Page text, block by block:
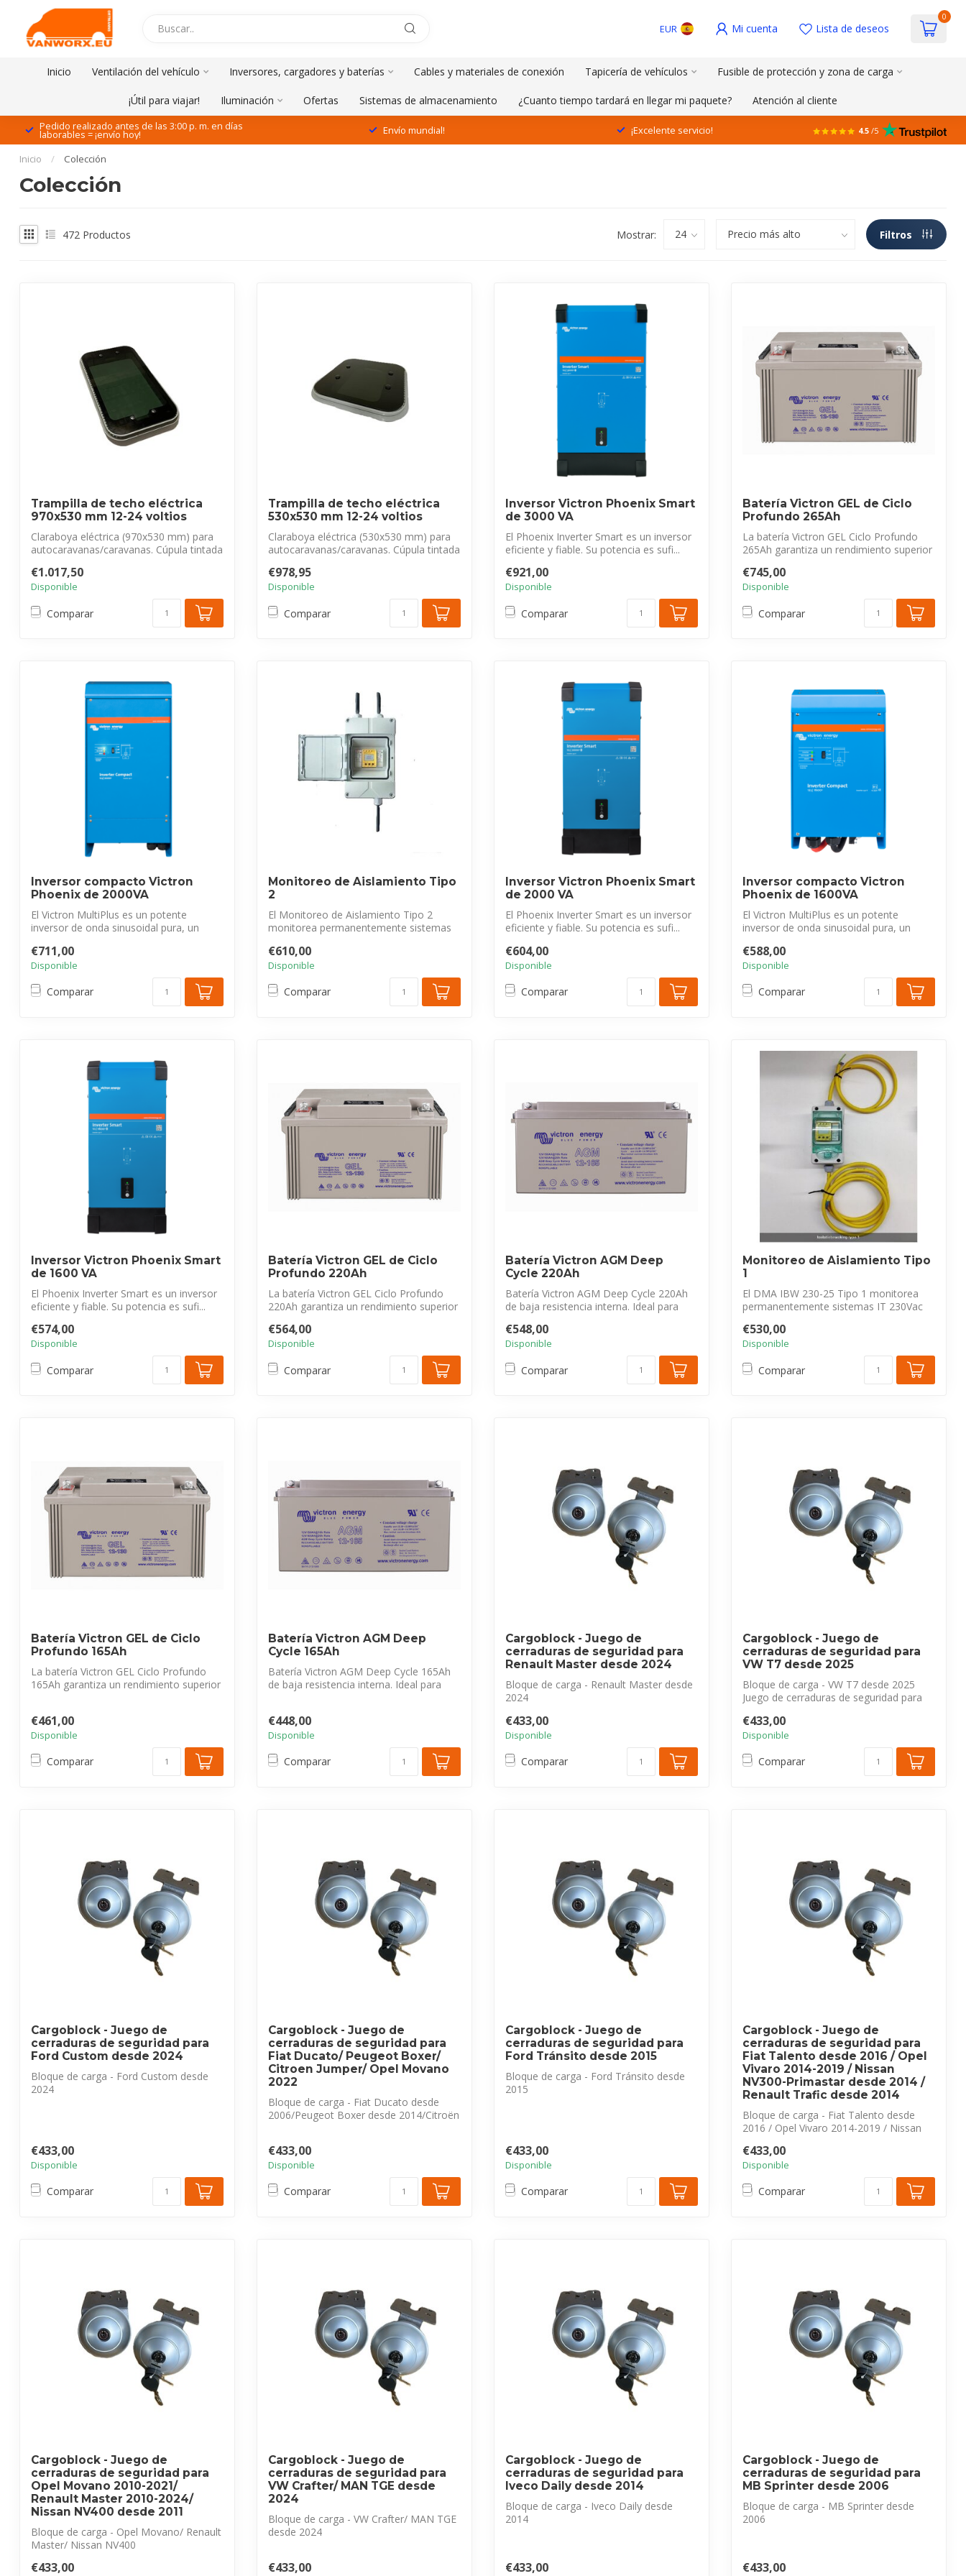
EUR Mi cuenta Lista de deseos
0
Inicio Ventilación del vehículo Inversores, cargadores y baterías Cables y materiales de conexión Tapicería de vehículos Fusible de protección y zona de carga
¡Útil para viajar! Iluminación Ofertas Sistemas de almacenamiento ¿Cuanto tiempo tardará en llegar mi paquete? Atención al cliente
Pedido realizado antes de las 3:00 p. m. en días
laborables = ¡envío hoy! Envío mundial! ¡Excelente servicio! 4.5 /5
Inicio / Colección
Colección
472 Productos Mostrar: Filtros
Trampilla de techo eléctrica
970x530 mm 12-24 voltios
Claraboya eléctrica (970x530 mm) para
autocaravanas/caravanas. Cúpula tintada
€1.017,50
Disponible
Comparar
Trampilla de techo eléctrica
530x530 mm 12-24 voltios
Claraboya eléctrica (530x530 mm) para
autocaravanas/caravanas. Cúpula tintada
€978,95
Disponible
Comparar
Inversor Victron Phoenix Smart
de 3000 VA
El Phoenix Inverter Smart es un inversor
eficiente y fiable. Su potencia es sufi...
€921,00
Disponible
Comparar
Batería Victron GEL de Ciclo
Profundo 265Ah
La batería Victron GEL Ciclo Profundo
265Ah garantiza un rendimiento superior
€745,00
Disponible
Comparar
Inversor compacto Victron
Phoenix de 2000VA
El Victron MultiPlus es un potente
inversor de onda sinusoidal pura, un
€711,00
Disponible
Comparar
Monitoreo de Aislamiento Tipo
2
El Monitoreo de Aislamiento Tipo 2
monitorea permanentemente sistemas
€610,00
Disponible
Comparar
Inversor Victron Phoenix Smart
de 2000 VA
El Phoenix Inverter Smart es un inversor
eficiente y fiable. Su potencia es sufi...
€604,00
Disponible
Comparar
Inversor compacto Victron
Phoenix de 1600VA
El Victron MultiPlus es un potente
inversor de onda sinusoidal pura, un
€588,00
Disponible
Comparar
Inversor Victron Phoenix Smart
de 1600 VA
El Phoenix Inverter Smart es un inversor
eficiente y fiable. Su potencia es sufi...
€574,00
Disponible
Comparar
Batería Victron GEL de Ciclo
Profundo 220Ah
La batería Victron GEL Ciclo Profundo
220Ah garantiza un rendimiento superior
€564,00
Disponible
Comparar
Batería Victron AGM Deep
Cycle 220Ah
Batería Victron AGM Deep Cycle 220Ah
de baja resistencia interna. Ideal para
€548,00
Disponible
Comparar
Monitoreo de Aislamiento Tipo
1
El DMA IBW 230-25 Tipo 1 monitorea
permanentemente sistemas IT 230Vac
€530,00
Disponible
Comparar
Batería Victron GEL de Ciclo
Profundo 165Ah
La batería Victron GEL Ciclo Profundo
165Ah garantiza un rendimiento superior
€461,00
Disponible
Comparar
Batería Victron AGM Deep
Cycle 165Ah
Batería Victron AGM Deep Cycle 165Ah
de baja resistencia interna. Ideal para
€448,00
Disponible
Comparar
Cargoblock - Juego de
cerraduras de seguridad para
Renault Master desde 2024
Bloque de carga - Renault Master desde
2024
€433,00
Disponible
Comparar
Cargoblock - Juego de
cerraduras de seguridad para
VW T7 desde 2025
Bloque de carga - VW T7 desde 2025
Juego de cerraduras de seguridad para
€433,00
Disponible
Comparar
Cargoblock - Juego de
cerraduras de seguridad para
Ford Custom desde 2024
Bloque de carga - Ford Custom desde
2024
€433,00
Disponible
Comparar
Cargoblock - Juego de
cerraduras de seguridad para
Fiat Ducato/ Peugeot Boxer/
Citroen Jumper/ Opel Movano
2022
Bloque de carga - Fiat Ducato desde
2006/Peugeot Boxer desde 2014/Citroën
€433,00
Disponible
Comparar
Cargoblock - Juego de
cerraduras de seguridad para
Ford Tránsito desde 2015
Bloque de carga - Ford Tránsito desde
2015
€433,00
Disponible
Comparar
Cargoblock - Juego de
cerraduras de seguridad para
Fiat Talento desde 2016 / Opel
Vivaro 2014-2019 / Nissan
NV300-Primastar desde 2014 /
Renault Trafic desde 2014
Bloque de carga - Fiat Talento desde
2016 / Opel Vivaro 2014-2019 / Nissan
€433,00
Disponible
Comparar
Cargoblock - Juego de
cerraduras de seguridad para
Opel Movano 2010-2021/
Renault Master 2010-2024/
Nissan NV400 desde 2011
Bloque de carga - Opel Movano/ Renault
Master/ Nissan NV400
€433,00
Cargoblock - Juego de
cerraduras de seguridad para
VW Crafter/ MAN TGE desde
2024
Bloque de carga - VW Crafter/ MAN TGE
desde 2024
€433,00
Cargoblock - Juego de
cerraduras de seguridad para
Iveco Daily desde 2014
Bloque de carga - Iveco Daily desde
2014
€433,00
Cargoblock - Juego de
cerraduras de seguridad para
MB Sprinter desde 2006
Bloque de carga - MB Sprinter desde
2006
€433,00